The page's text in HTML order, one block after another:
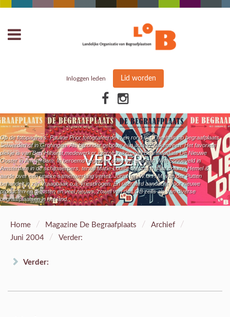
Inloggen leden Lid worden
VERDER:
Op de fotopagina's: Pauline Prior fotografeerde in en rond het Theehuis op begraafplaats
Selwerderhof in Groningen. Als bijzonder gebouw een aula in Valkenveen. Het favoriete
plekje is van Bert Hilhorst,medewerker interne zaken van Begraafplaats De Nieuwe
Ooster in Amsterdam. In beroemd begraven staat het graf van Wim Sonneveld in
Amsterdam in de schijnwerpers, terwijl Marie-Louise Meuris in haar column Hemel &
aarde over een unieke samenwerking vertelt. Jurist mr. W.G.H.M. van der Putten
behandelt in zijn Vraagbaak o.a. vriesdrogen. En uiteraard aandacht voor nieuwe
producten en diensten en veel nieuws, zowel van de LOB zelfs als van diverse
begraafplaatsen in het land.
Home / Magazine De Begraafplaats / Archief /
Juni 2004 / Verder:
Verder: